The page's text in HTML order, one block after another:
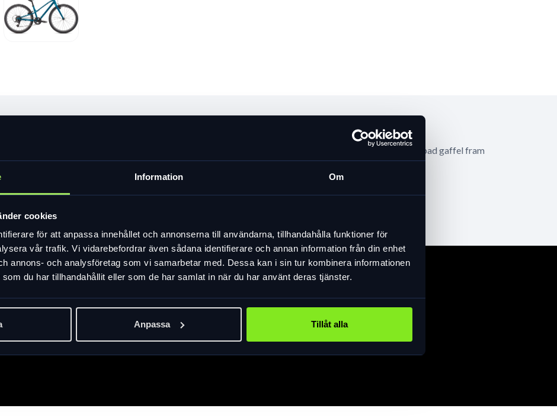
Information Om
cookies
för att anpassa innehållet och annonserna till användarna, tillhandahålla funktioner för
vår trafik. Vi vidarebefordrar även sådana identifierare och annan information från din enhet
annons- och analysföretag som vi samarbetar med. Dessa kan i sin tur kombinera informationen
du har tillhandahållit eller som de har samlat in när du har använt deras tjänster.
Anpassa Tillåt alla
ej fotbroms, i en ultralätt aluminiumram, Lätt stel gaffel, de breda däcken ger bättre komfort än dämpad gaffel fram
lättcyklad än vanliga 24" cyklar.